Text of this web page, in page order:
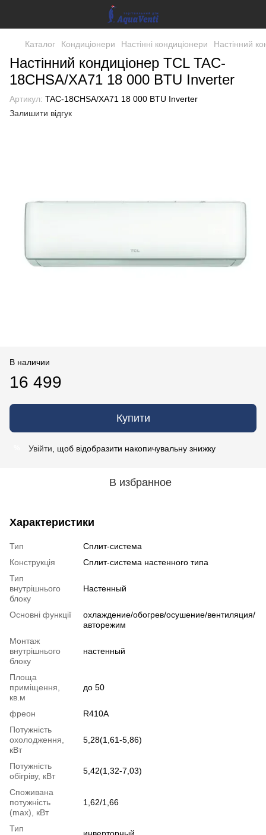
Каталог Кондиціонери Настінні кондиціонери Настінний
Настінний кондиціонер TCL TAC-
18CHSA/XA71 18 000 BTU Inverter
Артикул: TAC-18CHSA/XA71 18 000 BTU Inverter
Залишити відгук
В наличии
16 499
Купити
Увійти , щоб відобразити накопичувальну знижку
В избранное
Характеристики
Тип
Сплит-система
Конструкція
Cплит-система настенного типа
Тип
внутрішнього
блоку
Настенный
Основні функції
охлаждение/обогрев/осушение/вентиляция/
авторежим
Монтаж
внутрішнього
блоку
настенный
Площа
приміщення,
кв.м
до 50
фреон
R410A
Потужність
охолодження,
кВт
5,28(1,61-5,86)
Потужність
обігріву, кВт
5,42(1,32-7,03)
Споживана
потужність
(max), кВт
1,62/1,66
Тип
инверторный